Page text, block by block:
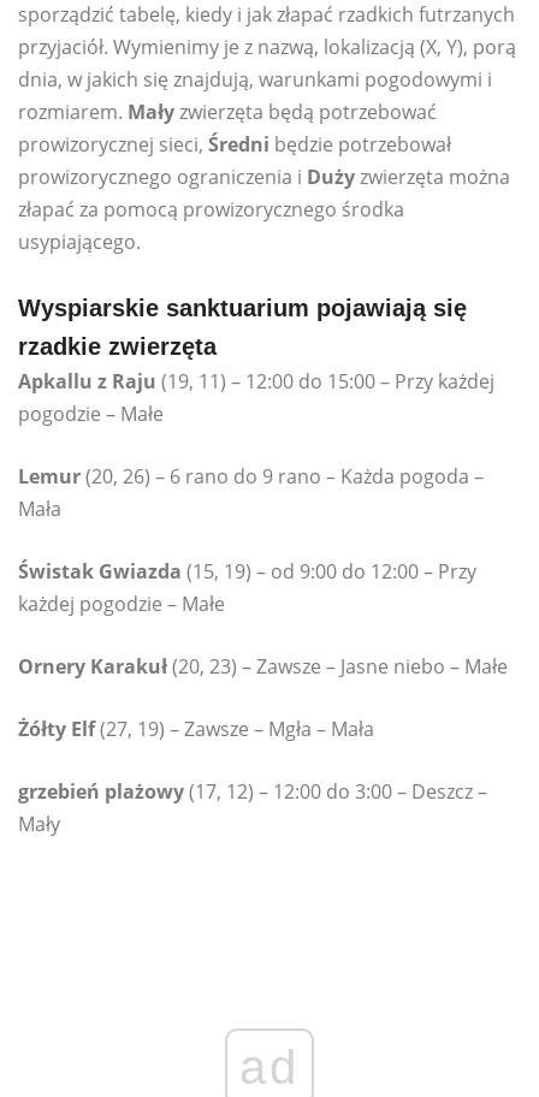
sporządzić tabelę, kiedy i jak złapać rzadkich futrzanych
przyjaciół. Wymienimy je z nazwą, lokalizacją (X, Y), porą
dnia, w jakich się znajdują, warunkami pogodowymi i
rozmiarem. Małyzwierzęta będą potrzebować
prowizorycznej sieci, Średni będzie potrzebował
prowizorycznego ograniczenia i Dużyzwierzęta można
złapać za pomocą prowizorycznego środka
usypiającego.
Wyspiarskie sanktuarium pojawiają się
rzadkie zwierzęta
Apkallu z Raju (19, 11) – 12:00 do 15:00 – Przy każdej
pogodzie – Małe
Lemur(20, 26) – 6 rano do 9 rano – Każda pogoda –
Mała
Świstak Gwiazda (15, 19) – od 9:00 do 12:00 – Przy
każdej pogodzie – Małe
Ornery Karakuł(20, 23) – Zawsze – Jasne niebo – Małe
Żółty Elf(27, 19) – Zawsze – Mgła – Mała
grzebień plażowy(17, 12) – 12:00 do 3:00 – Deszcz –
Mały
ad